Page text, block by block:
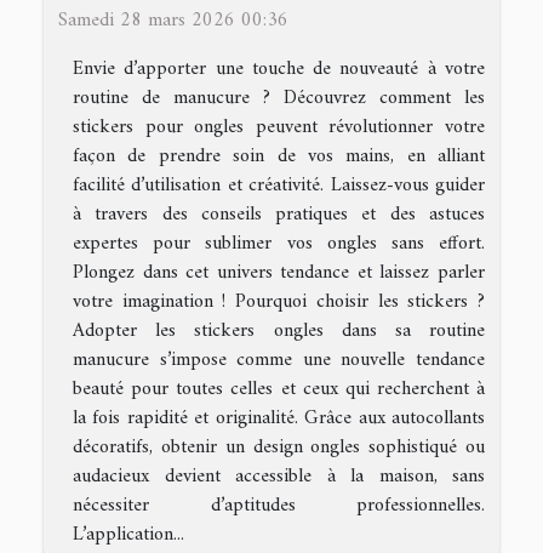
Samedi 28 mars 2026 00:36
Envie d’apporter une touche de nouveauté à votre
routine de manucure ? Découvrez comment les
stickers pour ongles peuvent révolutionner votre
façon de prendre soin de vos mains, en alliant
facilité d’utilisation et créativité. Laissez-vous guider
à travers des conseils pratiques et des astuces
expertes pour sublimer vos ongles sans effort.
Plongez dans cet univers tendance et laissez parler
votre imagination ! Pourquoi choisir les stickers ?
Adopter les stickers ongles dans sa routine
manucure s’impose comme une nouvelle tendance
beauté pour toutes celles et ceux qui recherchent à
la fois rapidité et originalité. Grâce aux autocollants
décoratifs, obtenir un design ongles sophistiqué ou
audacieux devient accessible à la maison, sans
nécessiter d’aptitudes professionnelles.
L’application...